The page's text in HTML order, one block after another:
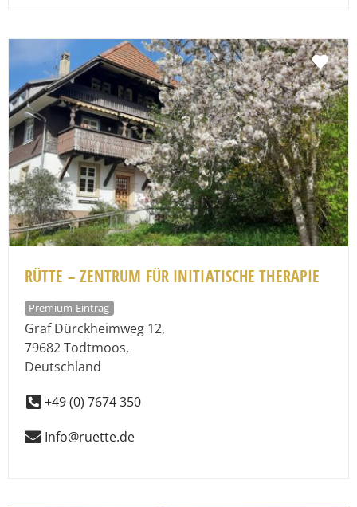
RÜTTE – ZENTRUM FÜR INITIATISCHE THERAPIE
Premium-Eintrag
Graf Dürckheimweg 12,
79682Todtmoos,
Deutschland
+49 (0) 7674 350
Info@ruette.de